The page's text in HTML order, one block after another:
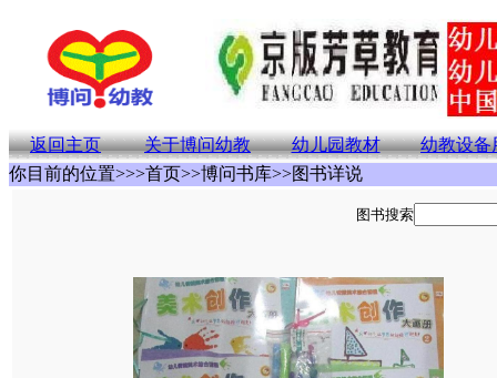
返回主页 关于博问幼教 幼儿园教材
幼教设备
你目前的位置>>>首页>>博问书库>>图书详说
图书搜索